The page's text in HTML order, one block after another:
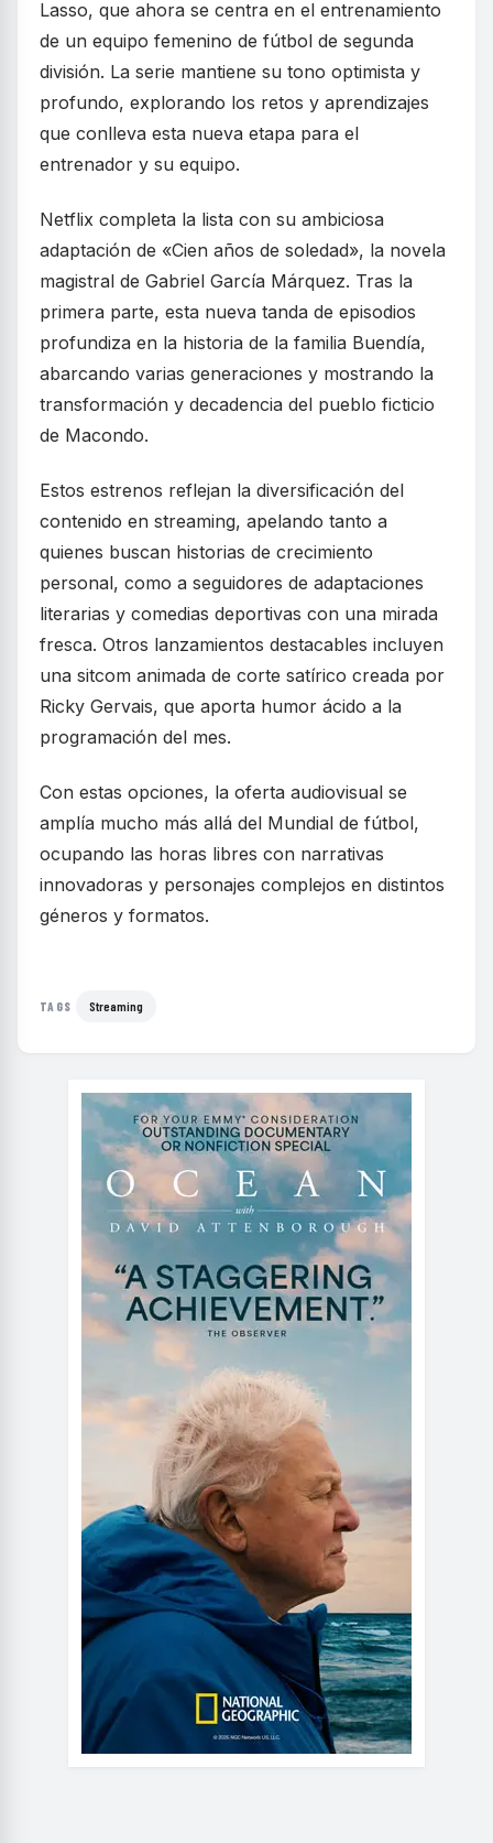
Lasso, que ahora se centra en el entrenamiento
de un equipo femenino de fútbol de segunda
división. La serie mantiene su tono optimista y
profundo, explorando los retos y aprendizajes
que conlleva esta nueva etapa para el
entrenador y su equipo.
Netflix completa la lista con su ambiciosa
adaptación de «Cien años de soledad», la novela
magistral de Gabriel García Márquez. Tras la
primera parte, esta nueva tanda de episodios
profundiza en la historia de la familia Buendía,
abarcando varias generaciones y mostrando la
transformación y decadencia del pueblo ficticio
de Macondo.
Estos estrenos reflejan la diversificación del
contenido en streaming, apelando tanto a
quienes buscan historias de crecimiento
personal, como a seguidores de adaptaciones
literarias y comedias deportivas con una mirada
fresca. Otros lanzamientos destacables incluyen
una sitcom animada de corte satírico creada por
Ricky Gervais, que aporta humor ácido a la
programación del mes.
Con estas opciones, la oferta audiovisual se
amplía mucho más allá del Mundial de fútbol,
ocupando las horas libres con narrativas
innovadoras y personajes complejos en distintos
géneros y formatos.
TAGS Streaming